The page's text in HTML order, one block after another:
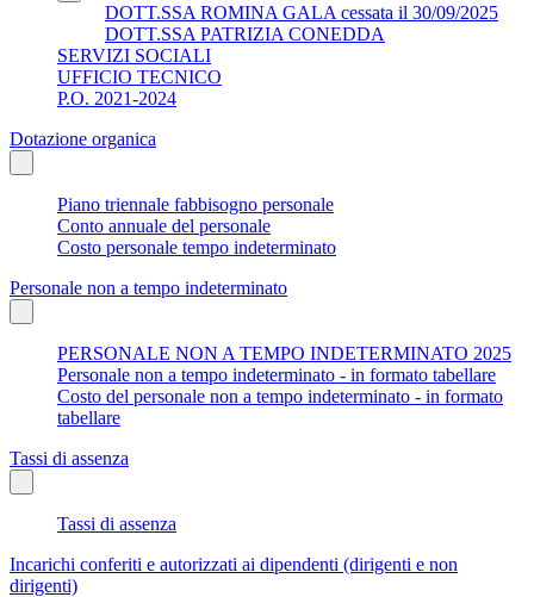
DOTT.SSA ROMINA GALA cessata il 30/09/2025
DOTT.SSA PATRIZIA CONEDDA
SERVIZI SOCIALI
UFFICIO TECNICO
P.O. 2021-2024
Dotazione organica
Piano triennale fabbisogno personale
Conto annuale del personale
Costo personale tempo indeterminato
Personale non a tempo indeterminato
PERSONALE NON A TEMPO INDETERMINATO 2025
Personale non a tempo indeterminato - in formato tabellare
Costo del personale non a tempo indeterminato - in formato
tabellare
Tassi di assenza
Tassi di assenza
Incarichi conferiti e autorizzati ai dipendenti (dirigenti e non
dirigenti)